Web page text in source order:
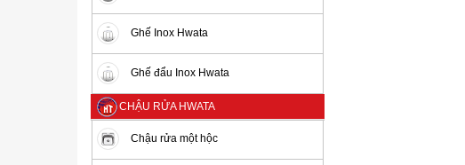
Ghế Inox Hwata
Ghế đẩu Inox Hwata
CHẬU RỬA HWATA
Chậu rửa một hộc